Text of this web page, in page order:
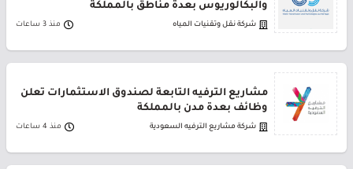
والبكالوريوس بعدة مناطق بالمملكة
شركة نقل وتقنيات المياه منذ 3 ساعات
مشاريع الترفيه التابعة لصندوق الاستثمارات تعلن
وظائف بعدة مدن بالمملكة
شركة مشاريع الترفيه السعودية منذ 4 ساعات